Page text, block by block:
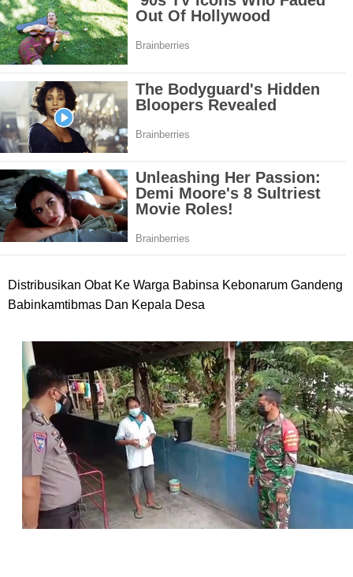
Distribusikan Obat Ke Warga Babinsa Kebonarum Gandeng
Babinkamtibmas Dan Kepala Desa